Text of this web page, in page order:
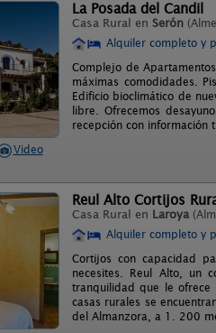
Video
La Posada del Candil
Casa Rural en Serón
Alquiler completo y
Complejo de
máximas comodidades.
Edificio bioclimático de
libre. Ofrecemos
recepción con información
Reul Alto Cortijos
Casa Rural en Laroya
Alquiler completo y
Cortijos con capacidad
necesites. Reul Alto, un
tranquilidad que le ofrece
casas rurales se
del Almanzora, a 1. 200